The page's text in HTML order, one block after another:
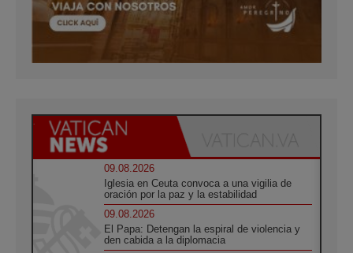
09.08.2026
Iglesia en Ceuta convoca a una vigilia de
oración por la paz y la estabilidad
09.08.2026
El Papa: Detengan la espiral de violencia y
den cabida a la diplomacia